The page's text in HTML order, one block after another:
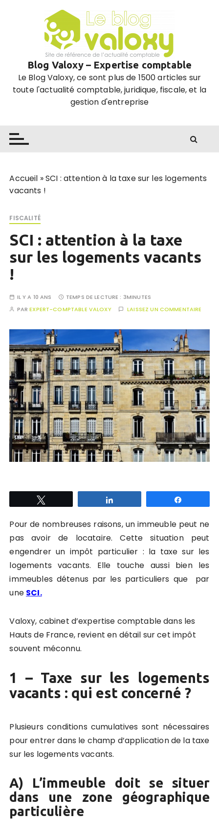
Blog Valoxy – Expertise comptable
Le Blog Valoxy, ce sont plus de 1500 articles sur
toute l'actualité comptable, juridique, fiscale, et la
gestion d'entreprise
Accueil »SCI : attention à la taxe sur les logements
vacants !
FISCALITÉ
SCI : attention à la taxe
sur les logements vacants
!
IL Y A 10 ANS TEMPS DE LECTURE : 3MINUTES
PAREXPERT-COMPTABLE VALOXY LAISSEZ UN COMMENTAIRE
Pour de nombreuses raisons, un immeuble peut ne
pas avoir de locataire. Cette situation peut
engendrer un impôt particulier : la taxe sur les
logements vacants. Elle touche aussi bien les
immeubles détenus par les particuliers que par
une SCI.
Valoxy, cabinet d’expertise comptable dans les
Hauts de France, revient en détail sur cet impôt
souvent méconnu.
1 – Taxe sur les logements
vacants : qui est concerné ?
Plusieurs conditions cumulatives sont nécessaires
pour entrer dans le champ d’application de la taxe
sur les logements vacants.
A) L’immeuble doit se situer
dans une zone géographique
particulière